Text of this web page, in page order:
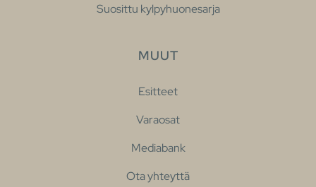
Suosittu kylpyhuonesarja
MUUT
Esitteet
Varaosat
Mediabank
Ota yhteyttä